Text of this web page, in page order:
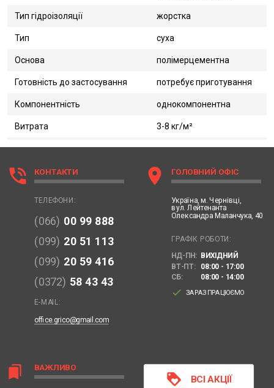
Тип гідроізоляції жорстка
Тип суха
Основа полімерцементна
Готовність до застосування потребує приготування
Компонентність однокомпонентна
Витрата 3-8 кг/м²
bookmarks ВАЖЛИВО
phone_in_talk КОНТАКТИ
ТЕЛЕФОНИ:
(066) 00 99 888
(099) 20 51 113
(099) 20 59 416
(0372) 58 43 43
E-MAIL:
office.grico@gmail.com
location_on ГОЛОВНИЙ ОФІС
Україна, м. Чернівці,
вул. Лейтенанта
Олександра Маланчука, 40
ГРАФІК РОБОТИ:
НД-ПН: ВИХІДНИЙ
ВТ-ПТ:
08:00 - 17:00
СБ:
08:00 - 14:00
done ЗАРАЗ ПРАЦЮЄМО
loyalty ВСІ АКЦІЇ